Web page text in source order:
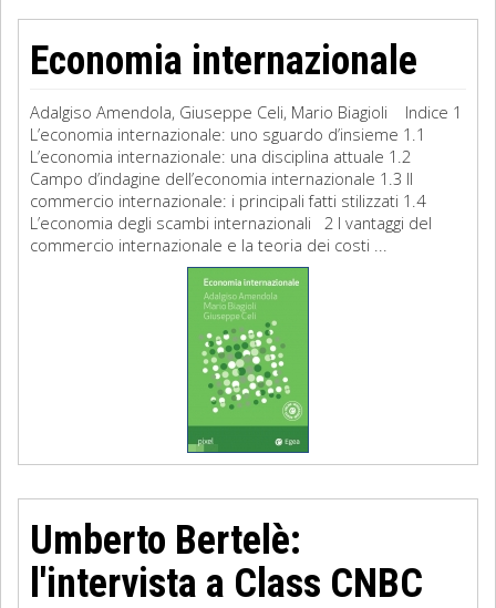
Economia internazionale
Adalgiso Amendola, Giuseppe Celi, Mario Biagioli Indice 1
L’economia internazionale: uno sguardo d’insieme 1.1
L’economia internazionale: una disciplina attuale 1.2
Campo d’indagine dell’economia internazionale 1.3 Il
commercio internazionale: i principali fatti stilizzati 1.4
L’economia degli scambi internazionali 2 I vantaggi del
commercio internazionale e la teoria dei costi ...
Umberto Bertelè:
l'intervista a Class CNBC